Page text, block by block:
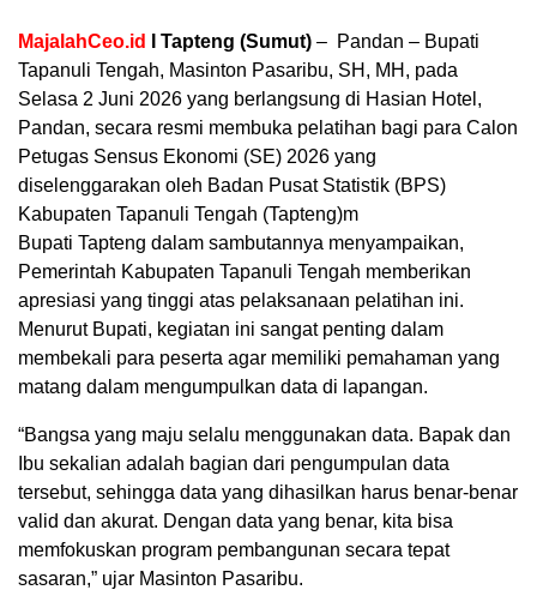
MajalahCeo.id I Tapteng (Sumut) – Pandan – Bupati
Tapanuli Tengah, Masinton Pasaribu, SH, MH, pada
Selasa 2 Juni 2026 yang berlangsung di Hasian Hotel,
Pandan, secara resmi membuka pelatihan bagi para Calon
Petugas Sensus Ekonomi (SE) 2026 yang
diselenggarakan oleh Badan Pusat Statistik (BPS)
Kabupaten Tapanuli Tengah (Tapteng)m
Bupati Tapteng dalam sambutannya menyampaikan,
Pemerintah Kabupaten Tapanuli Tengah memberikan
apresiasi yang tinggi atas pelaksanaan pelatihan ini.
Menurut Bupati, kegiatan ini sangat penting dalam
membekali para peserta agar memiliki pemahaman yang
matang dalam mengumpulkan data di lapangan.
“Bangsa yang maju selalu menggunakan data. Bapak dan
Ibu sekalian adalah bagian dari pengumpulan data
tersebut, sehingga data yang dihasilkan harus benar-benar
valid dan akurat. Dengan data yang benar, kita bisa
memfokuskan program pembangunan secara tepat
sasaran,” ujar Masinton Pasaribu.